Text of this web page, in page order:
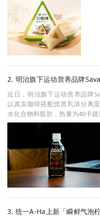
2. 明治旗下运动营养品牌
近日，明治旗下运动营养品牌
以真实咖啡搭配优质乳清分离
水化合物和脂肪，热量为40卡路
3. 统一A-Ha上新「瞬鲜气泡柠